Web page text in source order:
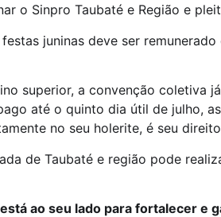
o Sinpro Taubaté e Região e
juninas deve ser
superior, a convenção coletiva
até o quinto dia útil de julho,
no seu holerite, é seu
de Taubaté e região pode
ao seu lado para fortalecer